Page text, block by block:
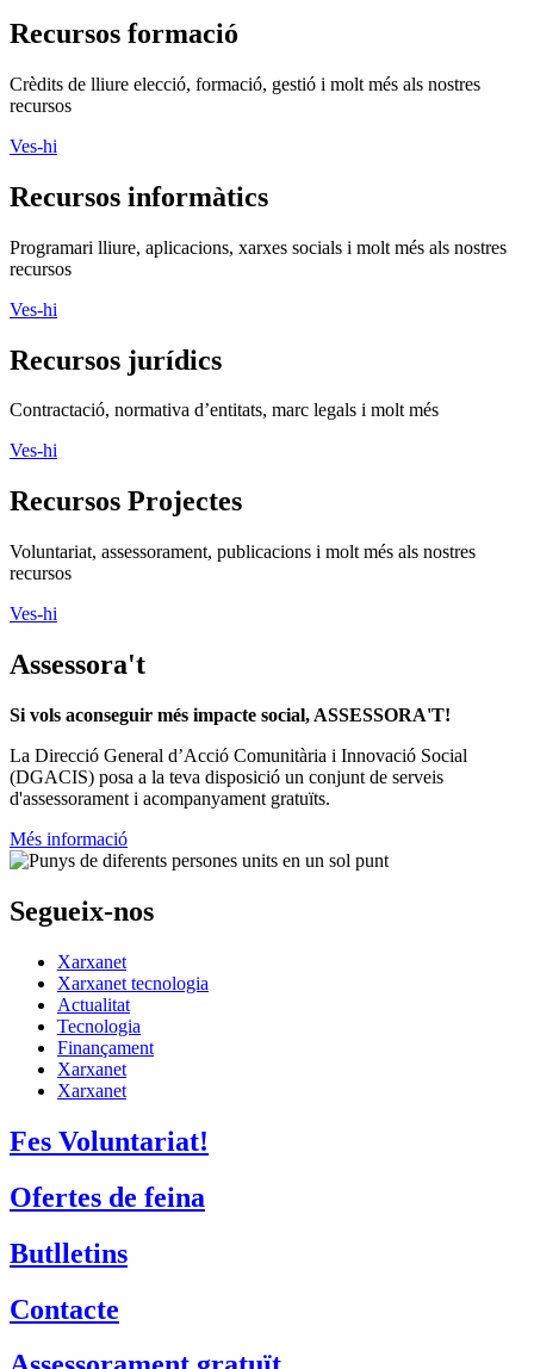
Recursos formació
Crèdits de lliure elecció, formació, gestió i molt més als nostres
recursos
Ves-hi
Recursos informàtics
Programari lliure, aplicacions, xarxes socials i molt més als nostres
recursos
Ves-hi
Recursos jurídics
Contractació, normativa d’entitats, marc legals i molt més
Ves-hi
Recursos Projectes
Voluntariat, assessorament, publicacions i molt més als nostres
recursos
Ves-hi
Assessora't
Si vols aconseguir més impacte social, ASSESSORA'T!
La Direcció General d’Acció Comunitària i Innovació Social
(DGACIS) posa a la teva disposició un conjunt de serveis
d'assessorament i acompanyament gratuïts.
Més informació
Segueix-nos
Xarxanet
Xarxanet tecnologia
Actualitat
Tecnologia
Finançament
Xarxanet
Xarxanet
Fes Voluntariat!
Ofertes de feina
Butlletins
Contacte